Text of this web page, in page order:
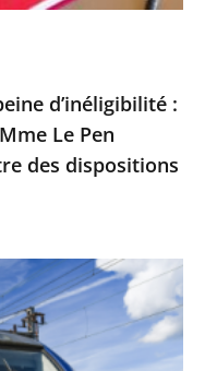
d’inéligibilité :
Le Pen
des dispositions